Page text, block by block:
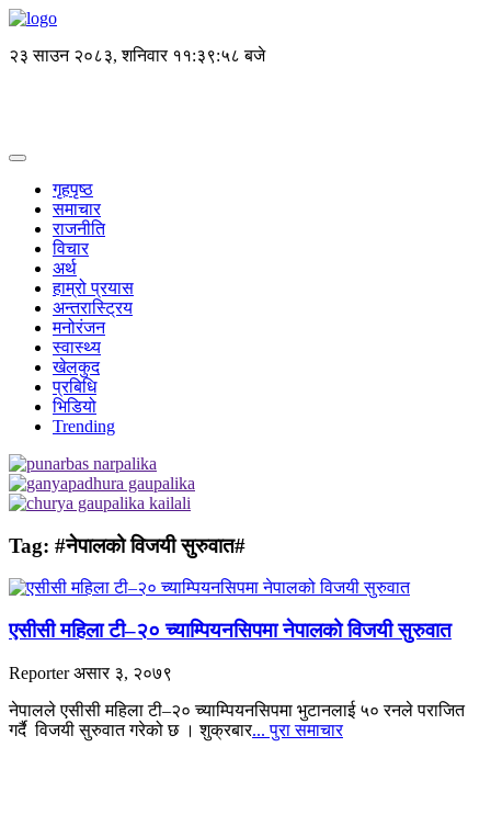
२३ साउन २०८३, शनिवार ११:३९:५९ बजे
गृहपृष्ठ
समाचार
राजनीति
विचार
अर्थ
हाम्रो प्रयास
अन्तरास्ट्रिय
मनोरंजन
स्वास्थ्य
खेलकुद
प्रबिधि
भिडियो
Trending
Tag: #नेपालको विजयी सुरुवात#
एसीसी महिला टी–२० च्याम्पियनसिपमा नेपालको विजयी सुरुवात
Reporterअसार ३, २०७९
नेपालले एसीसी महिला टी–२० च्याम्पियनसिपमा भुटानलाई ५० रनले पराजित
गर्दै विजयी सुरुवात गरेको छ । शुक्रबार... पुरा समाचार